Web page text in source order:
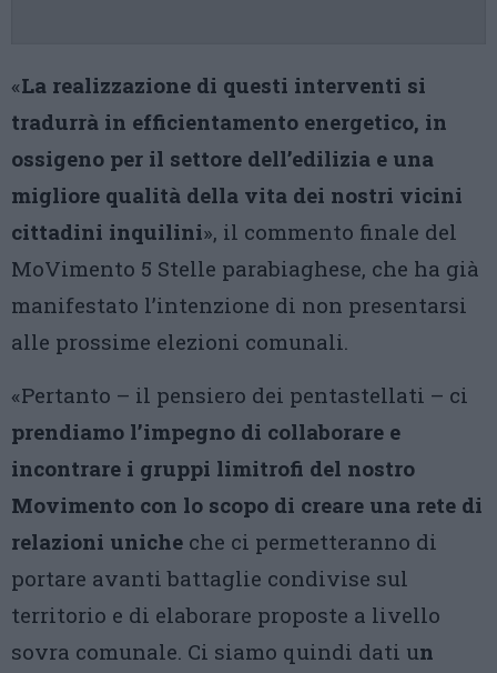
«La realizzazione di questi interventi si
tradurrà in efficientamento energetico, in
ossigeno per il settore dell’edilizia e una
migliore qualità della vita dei nostri vicini
cittadini inquilini», il commento finale del
MoVimento 5 Stelle parabiaghese, che ha già
manifestato l’intenzione di non presentarsi
alle prossime elezioni comunali.
«Pertanto – il pensiero dei pentastellati – ci
prendiamo l’impegno di collaborare e
incontrare i gruppi limitrofi del nostro
Movimento con lo scopo di creare una rete di
relazioni uniche che ci permetteranno di
portare avanti battaglie condivise sul
territorio e di elaborare proposte a livello
sovra comunale. Ci siamo quindi dati un